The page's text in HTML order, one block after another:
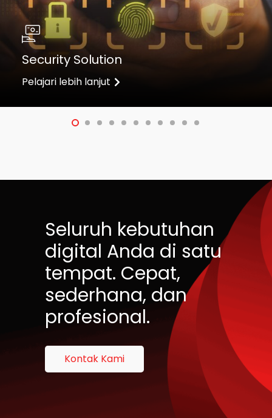
Security Solution
Pelajari lebih lanjut
Seluruh kebutuhan
digital Anda di satu
tempat. Cepat,
sederhana, dan
profesional.
Kontak Kami